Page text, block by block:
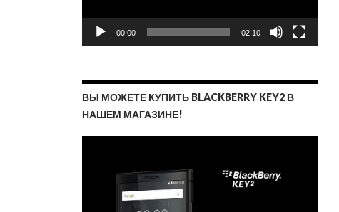
00:00 02:10
ВЫ МОЖЕТЕ КУПИТЬ BLACKBERRY KEY2 В
НАШЕМ МАГАЗИНЕ!